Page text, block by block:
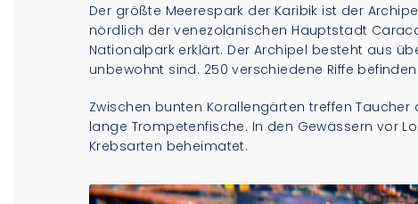
Der größte Meerespark der Karibik ist der
nördlich der venezolanischen Hauptstadt
Nationalpark erklärt. Der Archipel besteht aus
unbewohnt sind. 250 verschiedene Riffe
Zwischen bunten Korallengärten treffen Taucher
lange Trompetenfische. In den Gewässern vor
Krebsarten beheimatet.